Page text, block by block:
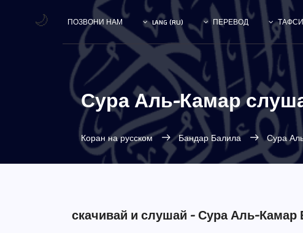
ПЕРЕВОД
LANG (RU)
ПОЗВОНИ НАМ
Сура Аль-Камар
Коран на русском Бандар Балила Сура
скачивай и слушай - Сура Аль-
🌙